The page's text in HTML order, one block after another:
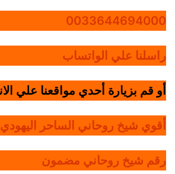
0033644694000
راسلنا علي الواتساب
أو قم بزيارة أحدي مواقعنا علي
أقوي شيخ روحاني الساحر اليهودي
رقم شيخ روحاني مضمون